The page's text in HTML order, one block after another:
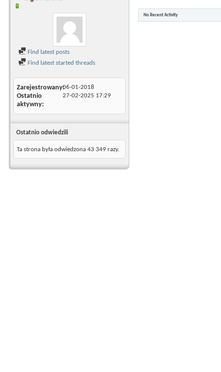
Find latest posts
Find latest started threads
Zarejestrowany06-01-2018
Ostatnio
aktywny
27-02-2025 17:29
Ostatnio odwiedzili
Ta strona była odwiedzona 43 349 razy.
No Recent Activity